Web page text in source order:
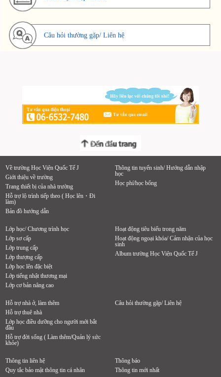
Câu hỏi thường gặp/ Liên hệ
Về trường Học Viện Quốc Tế J
Giới thiệu về trường
Trang thiết bị của nhà trường
Hỗ trợ lộ trình tiếp theo ( Học lên・Đi
làm)
Bản đồ hướng dẫn
Thông tin tuyển sinh/ Hướng dẫn nhập
học
Học phí/học bổng
Lớp học/ Chương trình học
Lớp sơ cấp
Lớp trung cấp
Lớp thượng cấp
Lớp học lên đặc biệt
Lớp tiếng nhật thương mại
Lớp cơ bản nâng cao
Hoạt động tiêu biểu trong năm
Hoạt động ngoại khóa/ Cảm nhận của học
sinh
Album trường Học Viện Quốc Tế J
Hỗ trợ nhà ở, làm thêm
Hỗ trợ thuê nhà
Lớp học điều dưỡng cho người mới bắt
đầu
Hỗ trợ đời sống ( Làm thêm/Quản lý sức
khỏe)
Câu hỏi thường gặp/ Liên hệ
Thông tin liên hệ
Quy tắc bảo mật thông tin cá nhân
Thông báo
Thông tin mới nhất